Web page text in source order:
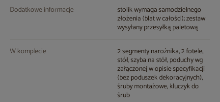
Dodatkowe informacje stolik wymaga samodzielnego
złożenia (blat w całości); zestaw
wysyłany przesyłką paletową
W komplecie 2 segmenty narożnika, 2 fotele,
stół, szyba na stół, poduchy wg
załączonej w opisie specyfikacji
(bez poduszek dekoracyjnych),
śruby montażowe, kluczyk do
śrub